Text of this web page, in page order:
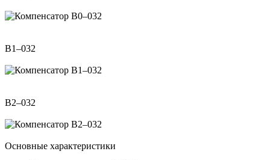
В1–032
В2–032
Основные характеристики